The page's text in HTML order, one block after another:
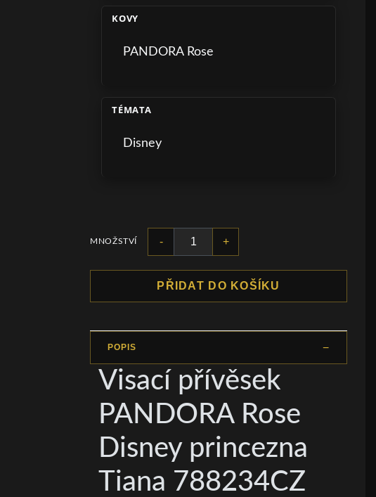
KOVY
PANDORA Rose
TÉMATA
Disney
MNOŽSTVÍ - +
PŘIDAT DO KOŠÍKU
POPIS
Visací přívěsek
PANDORA Rose
Disney princezna
Tiana 788234CZ